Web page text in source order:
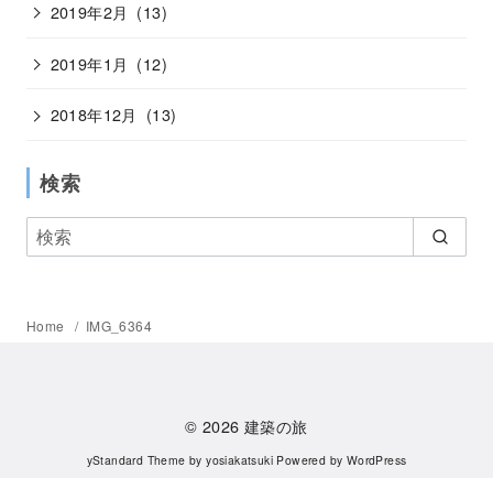
2019年2月 (13)
2019年1月 (12)
2018年12月 (13)
検索
Home IMG_6364
© 2026建築の旅
yStandard Theme byyosiakatsuki Powered by WordPress